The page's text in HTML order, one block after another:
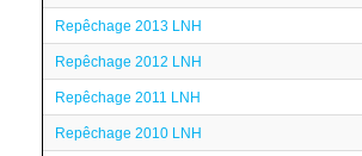
Repêchage 2013 LNH
Repêchage 2012 LNH
Repêchage 2011 LNH
Repêchage 2010 LNH